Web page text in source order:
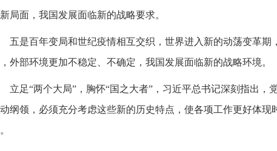
局面，我国发展面临新的战略要求。
五是百年变局和世纪疫情相互交织，世界进入新的动荡变革期
外部环境更加不稳定、不确定，我国发展面临新的战略环境。
立足“两个大局”，胸怀“国之大者”，习近平总书记深刻指出，
纲领，必须充分考虑这些新的历史特点，使各项工作更好体现